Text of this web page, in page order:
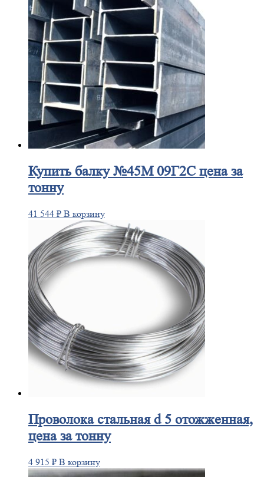
Купитьбалку №45М 09Г2С цена за
тонну
41 544 ₽ В корзину
Проволокастальная d 5 отожженная,
цена за тонну
4 915 ₽ В корзину